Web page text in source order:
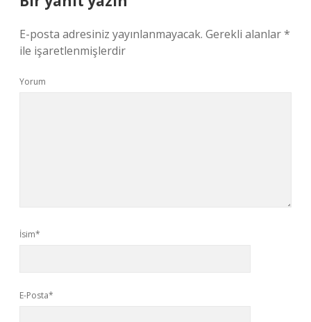
E-posta adresiniz yayınlanmayacak. Gerekli alanlar*
ile işaretlenmişlerdir
Yorum
İsim*
E-Posta*